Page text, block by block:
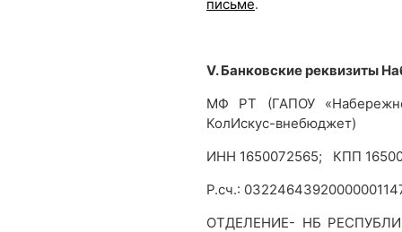
письме.
V. Банковские реквизиты
МФ РТ (ГАПОУ
КолИскус-внебюджет)
ИНН 1650072565; КПП
Р.сч.:
ОТДЕЛЕНИЕ- НБ